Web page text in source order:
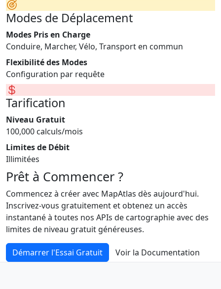
Modes de Déplacement
Modes Pris en Charge
Conduire, Marcher, Vélo, Transport en commun
Flexibilité des Modes
Configuration par requête
Tarification
Niveau Gratuit
100,000 calculs/mois
Limites de Débit
Illimitées
Prêt à Commencer ?
Commencez à créer avec MapAtlas dès aujourd'hui.
Inscrivez-vous gratuitement et obtenez un accès
instantané à toutes nos APIs de cartographie avec des
limites de niveau gratuit généreuses.
Démarrer l'Essai Gratuit Voir la Documentation